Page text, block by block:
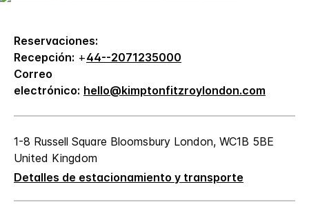
Reservaciones:
Recepción: +44--2071235000
Correo
electrónico: hello@kimptonfitzroylondon.com
1-8 Russell Square Bloomsbury London, WC1B 5BE
United Kingdom
Detalles de estacionamiento y transporte